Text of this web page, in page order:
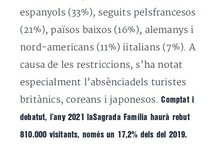
espanyols (33%), seguits pelsfrancesos
(21%), països baixos (16%), alemanys i
nord-americans (11%) iitalians (7%). A
causa de les restriccions, s’ha notat
especialment l’absènciadels turistes
britànics, coreans i japonesos.Comptat i
debatut, l’any 2021 laSagrada Família haurà rebut
810.000 visitants, només un 17,2% dels del 2019.